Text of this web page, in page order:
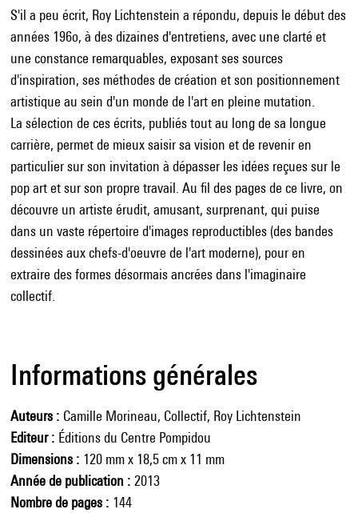
S'il a peu écrit, Roy Lichtenstein a répondu, depuis le début des
années 196o, à des dizaines d'entretiens, avec une clarté et
une constance remarquables, exposant ses sources
d'inspiration, ses méthodes de création et son positionnement
artistique au sein d'un monde de l'art en pleine mutation.
La sélection de ces écrits, publiés tout au long de sa longue
carrière, permet de mieux saisir sa vision et de revenir en
particulier sur son invitation à dépasser les idées reçues sur le
pop art et sur son propre travail. Au fil des pages de ce livre, on
découvre un artiste érudit, amusant, surprenant, qui puise
dans un vaste répertoire d'images reproductibles (des bandes
dessinées aux chefs-d'oeuvre de l'art moderne), pour en
extraire des formes désormais ancrées dans l'imaginaire
collectif.
Informations générales
Auteurs
Camille Morineau, Collectif, Roy Lichtenstein
Editeur
Éditions du Centre Pompidou
Dimensions
120 mm x 18,5 cm x 11 mm
Année de publication
2013
Nombre de pages
144